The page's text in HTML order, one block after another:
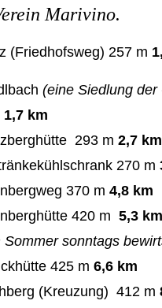
Marivino.
(Friedhofsweg) 257 m
(eine Siedlung
1,7 km
293 m 2,7 km
270 m
370 m 4,8 km
420 m 5,3 km
sonntags
425 m 6,6 km
(Kreuzung) 412 m